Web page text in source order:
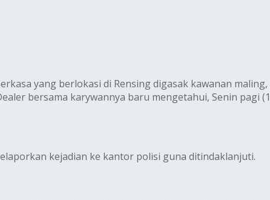
yang berlokasi di Rensing digasak kawanan
bersama karywannya baru mengetahui, Senin pagi
kejadian ke kantor polisi guna ditindaklanjuti.